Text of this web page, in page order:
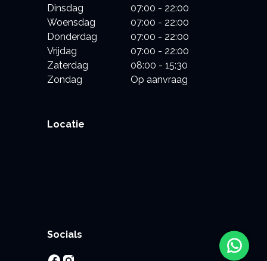
Dinsdag
07:00 - 22:00
Woensdag
07:00 - 22:00
Donderdag
07:00 - 22:00
Vrijdag
07:00 - 22:00
Zaterdag
08:00 - 15:30
Zondag
Op aanvraag
Locatie
Socials